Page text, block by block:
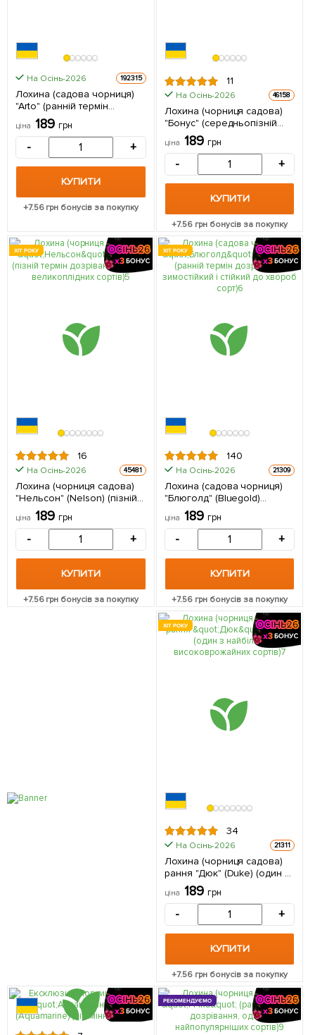
На Осінь-2026 192315
Лохина (садова чорниця)
"Arto" (ранній термін
дозрівання, зимостійкий
сорт фінської селекції) 1
саджанець в упаковці
ціна 189 грн
- +
КУПИТИ
+7.56грн бонусів за покупку
11
На Осінь-2026 46158
Лохина (чорниця садова)
"Бонус" (середньопізній
термін дозрівання) 1
саджанець в упаковці
ціна 189 грн
- +
КУПИТИ
+7.56 грн бонусів за покупку
ХІТ РОКУ
16
На Осінь-2026 45481
Лохина (чорниця садова)
"Нельсон" (Nelson) (пізній
термін дозрівання, один з
великоплідних сортів) 1
саджанець в упаковці
ціна 189 грн
- +
КУПИТИ
+7.56грн бонусів за покупку
ХІТ РОКУ
140
На Осінь-2026 21309
Лохина (садова чорниця)
"Блюголд" (Bluegold)
(ранній термін дозрівання,
зимостійкий і стійкий до
хвороб сорт) 1 саджанець в
упаковці
ціна 189 грн
- +
КУПИТИ
+7.56 грн бонусів за покупку
ХІТ РОКУ
34
На Осінь-2026 21311
Лохина (чорниця садова)
рання "Дюк" (Duke) (один з
найбільш
високоврожайних сортів) 1
саджанець в упаковці
ціна 189 грн
- +
КУПИТИ
+7.56 грн бонусів за покупку
РЕКОМЕНДУЄМО